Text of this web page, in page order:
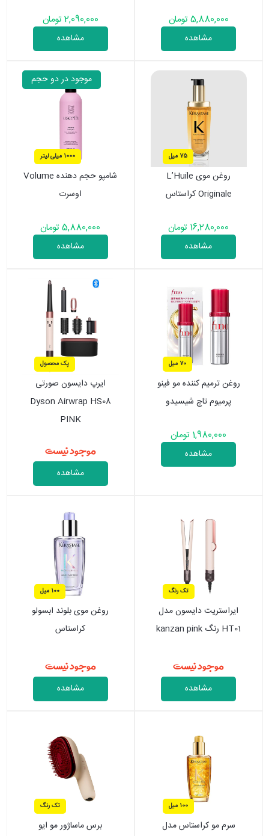
5,880,000 تومان
مشاهده
2,090,000 تومان
مشاهده
75 میل
روغن موی L’Huile
Originale کراستاس
16,280,000 تومان
مشاهده
موجود در دو حجم
1000 میلی لیتر
شامپو حجم دهنده Volume
اوسرت
5,880,000 تومان
مشاهده
70 میل
روغن ترمیم کننده مو فینو
پرمیوم تاچ شیسیدو
1,980,000 تومان
مشاهده
پک محصول
ایرپ دایسون صورتی
Dyson Airwrap HS08
PINK
موجود نیست
مشاهده
تک رنگ
ایراستریت دایسون مدل
HT01 رنگ kanzan pink
موجود نیست
مشاهده
100 میل
روغن موی بلوند ابسولو
کراستاس
موجود نیست
مشاهده
100 میل
سرم مو کراستاس مدل
تک رنگ
برس ماساژور مو ایو